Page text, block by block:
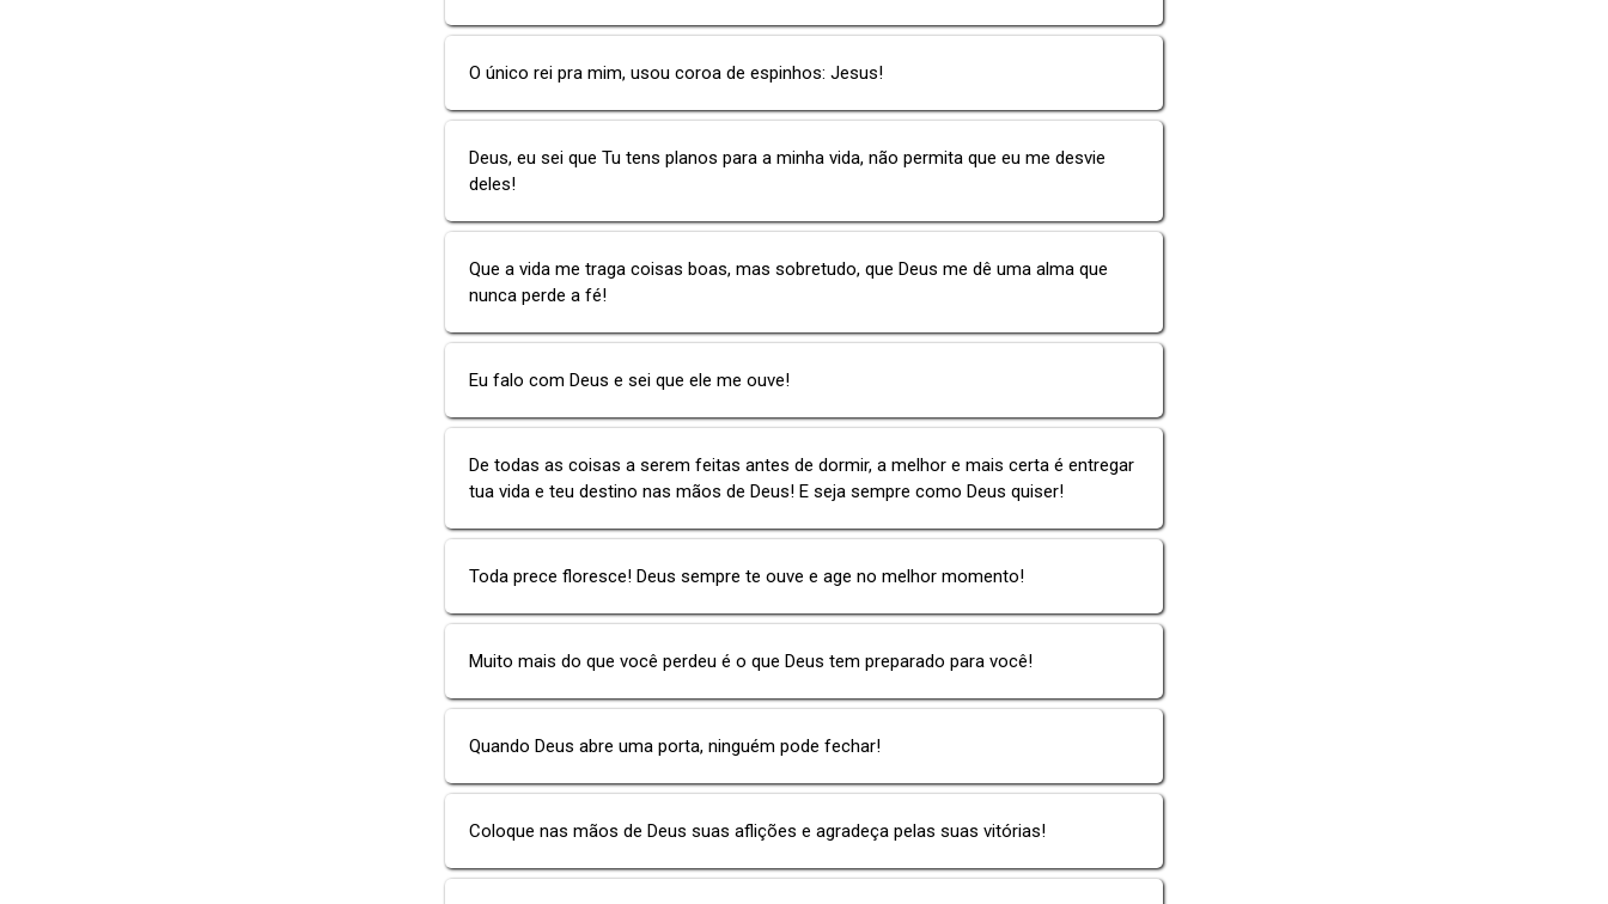
O único rei pra mim, usou coroa de espinhos: Jesus!
Deus, eu sei que Tu tens planos para a minha vida, não permita que eu me desvie
deles!
Que a vida me traga coisas boas, mas sobretudo, que Deus me dê uma alma que
nunca perde a fé!
Eu falo com Deus e sei que ele me ouve!
De todas as coisas a serem feitas antes de dormir, a melhor e mais certa é entregar
tua vida e teu destino nas mãos de Deus! E seja sempre como Deus quiser!
Toda prece floresce! Deus sempre te ouve e age no melhor momento!
Muito mais do que você perdeu é o que Deus tem preparado para você!
Quando Deus abre uma porta, ninguém pode fechar!
Coloque nas mãos de Deus suas aflições e agradeça pelas suas vitórias!